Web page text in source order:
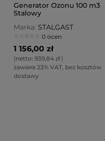
Generator Ozonu 100 m3
Stalowy
Marka: STALGAST
0 ocen
1 156,00 zł
(netto: 939,84 zł)
zawiera 23% VAT, bez kosztów
dostawy